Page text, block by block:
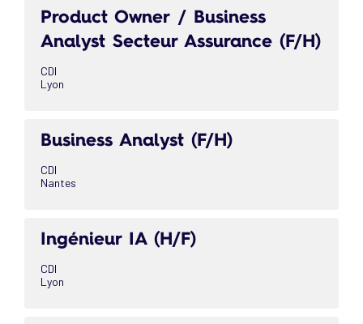
Product Owner / Business
Analyst Secteur Assurance (F/H)
CDI
Lyon
Business Analyst (F/H)
CDI
Nantes
Ingénieur IA (H/F)
CDI
Lyon